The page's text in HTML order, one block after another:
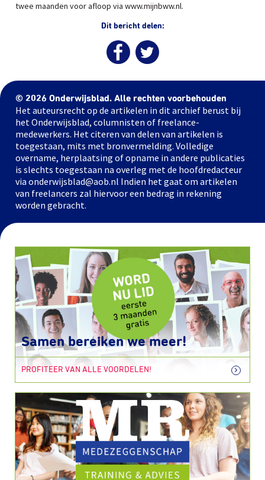
twee maanden voor afloop via www.mijnbww.nl.
Dit bericht delen:
© 2026 Onderwijsblad. Alle rechten voorbehouden
Het auteursrecht op de artikelen in dit archief berust bij
het Onderwijsblad, columnisten of freelance-
medewerkers. Het citeren van delen van artikelen is
toegestaan, mits met bronvermelding. Volledige
overname, herplaatsing of opname in andere publicaties
is slechts toegestaan na overleg met de hoofdredacteur
via onderwijsblad@aob.nl Indien het gaat om artikelen
van freelancers zal hiervoor een bedrag in rekening
worden gebracht.
Samen bereiken we meer!
PROFITEER VAN ALLE VOORDELEN!